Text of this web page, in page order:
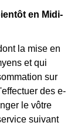
en Midi-
la mise en
et qui
sur
des e-
le vôtre
suivant